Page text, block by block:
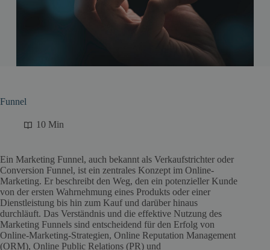
Funnel
10 Min
Ein Marketing Funnel, auch bekannt als Verkaufstrichter oder
Conversion Funnel, ist ein zentrales Konzept im Online-
Marketing. Er beschreibt den Weg, den ein potenzieller Kunde
von der ersten Wahrnehmung eines Produkts oder einer
Dienstleistung bis hin zum Kauf und darüber hinaus
durchläuft. Das Verständnis und die effektive Nutzung des
Marketing Funnels sind entscheidend für den Erfolg von
Online-Marketing-Strategien, Online Reputation Management
(ORM), Online Public Relations (PR) und